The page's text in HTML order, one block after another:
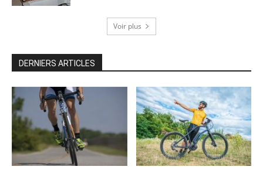
Voir plus
DERNIERS ARTICLES